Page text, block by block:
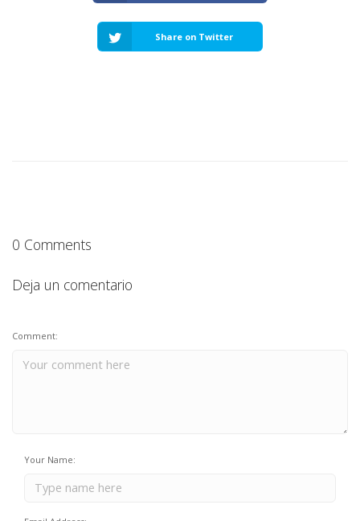
Share on Twitter
0 Comments
Deja un comentario
Comment:
Your Name: